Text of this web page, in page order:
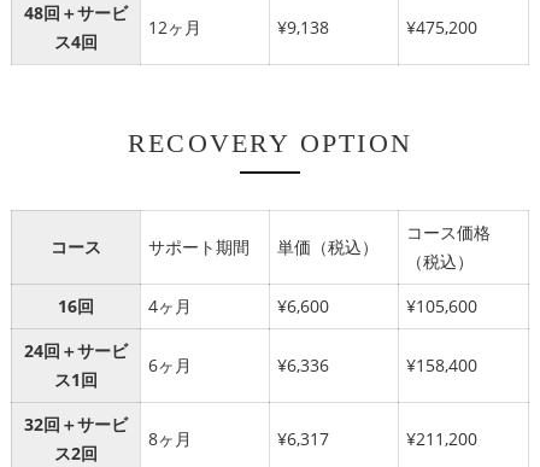
48回＋サービ
ス4回
12ヶ月 ¥9,138 ¥475,200
RECOVERY OPTION
コース サポート期間 単価（税込）
コース価格
（税込）
16回
4ヶ月 ¥6,600
¥105,600
24回＋サービ
ス1回
6ヶ月 ¥6,336 ¥158,400
32回＋サービ
ス2回
8ヶ月 ¥6,317 ¥211,200